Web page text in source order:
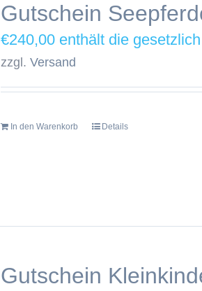
Gutschein
€240,00
zzgl.Versand
In den Warenkorb Details
Gutschein